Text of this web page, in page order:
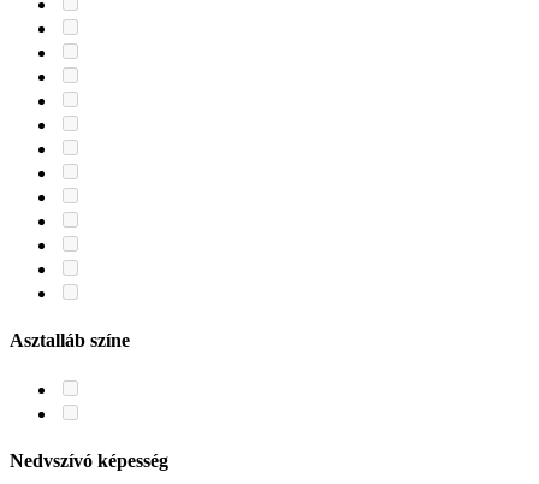
Asztalláb színe
Nedvszívó képesség